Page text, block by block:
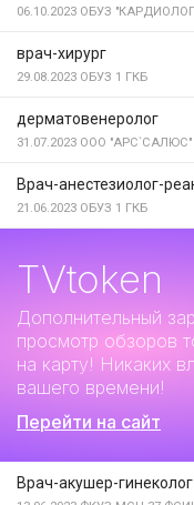
06.10.2023 ОБУЗ
врач-хирург
29.08.2023 ОБУЗ 1 ГКБ
дерматовенеролог
31.07.2023 ООО "АРС`САЛЮС"
Врач-анестезиолог-
21.06.2023 ОБУЗ 1 ГКБ
TVtoken
Дополнительный
просмотр обзоров
на карту! Никаких
вашего времени!
Перейти на сайт
Врач-акушер-гинеколог